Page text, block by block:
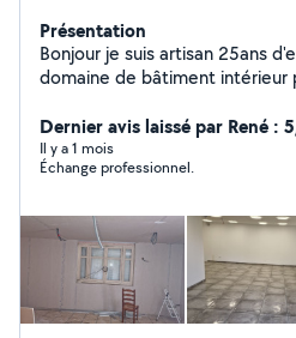
Présentation
Bonjour je suis artisan 25ans
domaine de bâtiment intérieur
Dernier avis laissé par René :
Il y a 1 mois
Échange professionnel.